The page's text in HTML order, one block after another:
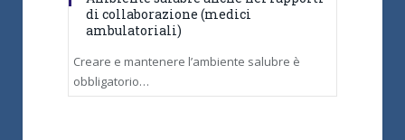
di collaborazione (medici
ambulatoriali)
Creare e mantenere l’ambiente salubre è
obbligatorio…